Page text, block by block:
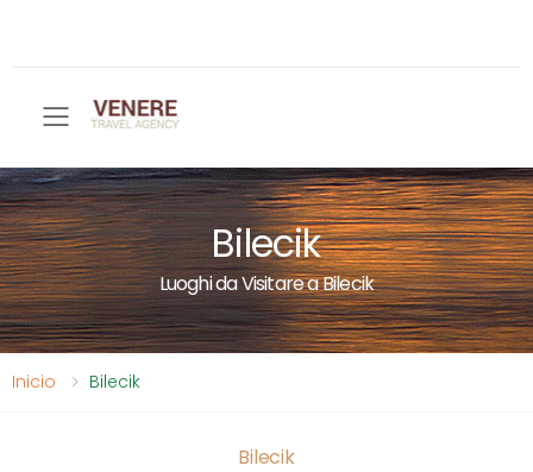
Toggle mobile menu
Bilecik
Luoghi da Visitare a Bilecik
Inicio Bilecik
Bilecik